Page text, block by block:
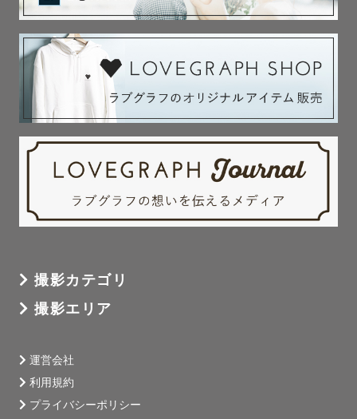
撮影カテゴリ
撮影エリア
運営会社
利用規約
プライバシーポリシー